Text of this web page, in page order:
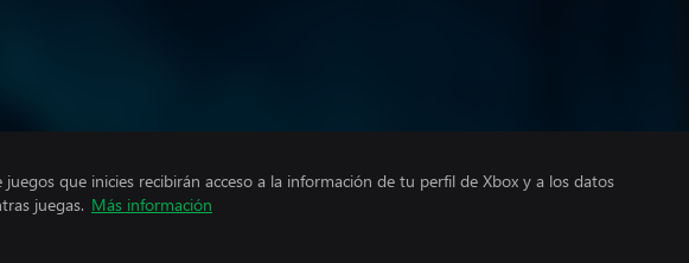
juegos que inicies recibirán acceso a la información de tu perfil de Xbox y a los datos
juegas. Más información